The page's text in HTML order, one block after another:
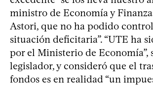
ministro de Economía y
Astori, que no ha podido
situación deficitaria”. “UTE ha
por el Ministerio de Economía”,
legislador, y consideró que el
fondos es en realidad “un